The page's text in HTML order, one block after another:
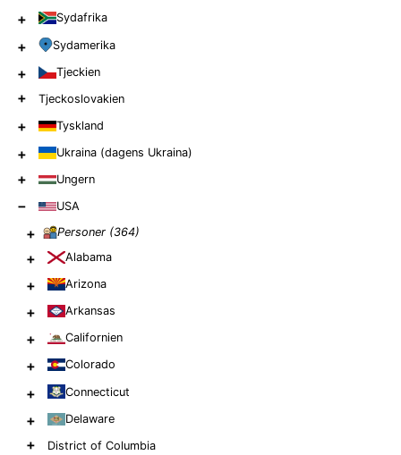
+ Sydafrika
+ Sydamerika
+ Tjeckien
+ Tjeckoslovakien
+ Tyskland
+ Ukraina (dagens Ukraina)
+ Ungern
− USA
+ Personer (364)
+ Alabama
+ Arizona
+ Arkansas
+ Californien
+ Colorado
+ Connecticut
+ Delaware
+ District of Columbia